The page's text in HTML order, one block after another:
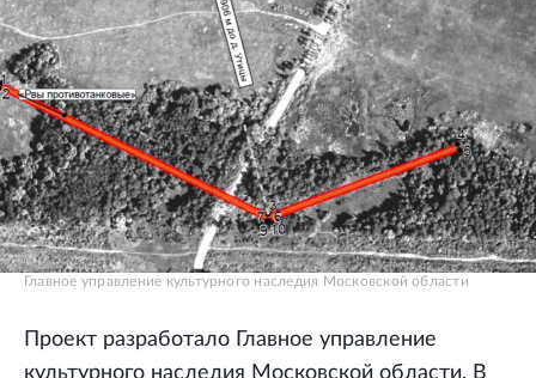
Главное управление культурного наследия Московской области
Проект разработало Главное управление
культурного наследия Московской области. В